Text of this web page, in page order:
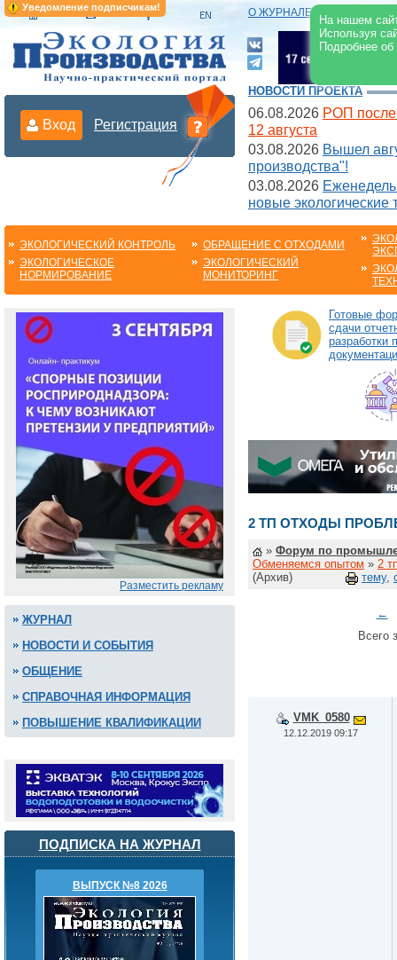
Уведомление подписчикам!
На нашем
Используя
Подробнее
О ЖУРНАЛЕ |
Вход Регистрация
НОВОСТИ ПРОЕКТА
06.08.2026 РОП после
12 августа
03.08.2026 Вышел
производства"!
03.08.2026
новые экологические
ЭКОЛОГИЧЕСКИЙ КОНТРОЛЬ
ЭКОЛОГИЧЕСКОЕ
НОРМИРОВАНИЕ
ОБРАЩЕНИЕ С ОТХОДАМИ
ЭКОЛОГИЧЕСКИЙ
МОНИТОРИНГ
Разместить рекламу
ЖУРНАЛ
НОВОСТИ И СОБЫТИЯ
ОБЩЕНИЕ
СПРАВОЧНАЯ ИНФОРМАЦИЯ
ПОВЫШЕНИЕ КВАЛИФИКАЦИИ
ПОДПИСКА НА ЖУРНАЛ
ВЫПУСК №8 2026
Готовые
сдачи
разработки
2 ТП ОТХОДЫ
» Форум по
Обменяемся опытом » 2
(Архив)
тему,
←
Всего
VMK_0580
12.12.2019 09:17